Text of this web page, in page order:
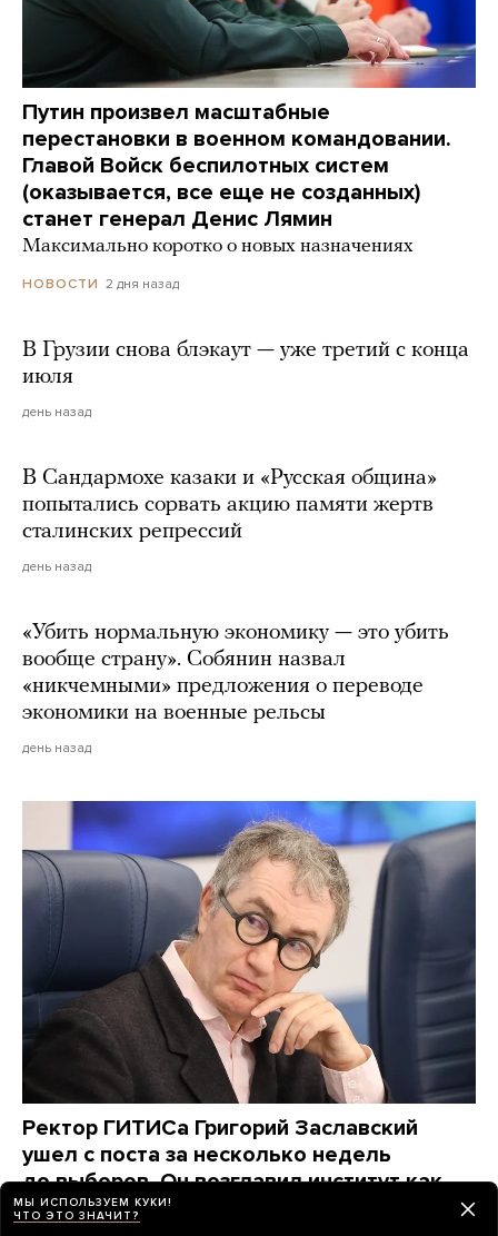
Путин произвел масштабные
перестановки в военном командовании.
Главой Войск беспилотных систем
(оказывается, все еще не созданных)
станет генерал Денис Лямин
Максимально коротко о новых назначениях
НОВОСТИ 2 дня назад
В Грузии снова блэкаут — уже третий с конца
июля
день назад
В Сандармохе казаки и «Русская община»
попытались сорвать акцию памяти жертв
сталинских репрессий
день назад
«Убить нормальную экономику — это убить
вообще страну». Собянин назвал
«никчемными» предложения о переводе
экономики на военные рельсы
день назад
Ректор ГИТИСа Григорий Заславский
ушел с поста за несколько недель
до выборов. Он возглавил институт как
протеже Владимира Мединского и десять
МЫ ИСПОЛЬЗУЕМ КУКИ!
ЧТО ЭТО ЗНАЧИТ?